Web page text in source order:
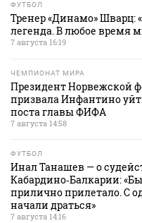
ФУТБОЛ
Тренер «Динамо» Шварц:
легенда. В любое время
7 августа 16:19
ЧЕМПИОНАТ МИРА
Президент Норвежской
призвала Инфантино
поста главы ФИФА
7 августа 14:58
ФУТБОЛ
Инал Танашев — о
Кабардино‑Балкарии:
прилично прилетало. С
начали драться»
7 августа 14:16